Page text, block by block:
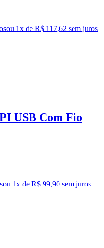
ou 1x de R$ 117,62 sem juros
USB Com Fio
ou 1x de R$ 99,90 sem juros